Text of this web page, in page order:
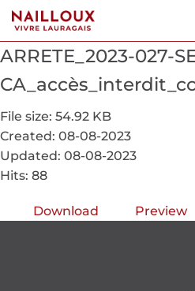
ARRETE_2023-027-
File size: 54.92 KB
Created: 08-08-2023
Updated: 08-08-2023
Hits: 88
Download Preview